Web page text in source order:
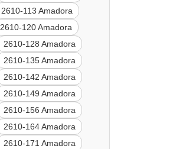
2610-113 Amadora
2610-120 Amadora
2610-128 Amadora
2610-135 Amadora
2610-142 Amadora
2610-149 Amadora
2610-156 Amadora
2610-164 Amadora
2610-171 Amadora